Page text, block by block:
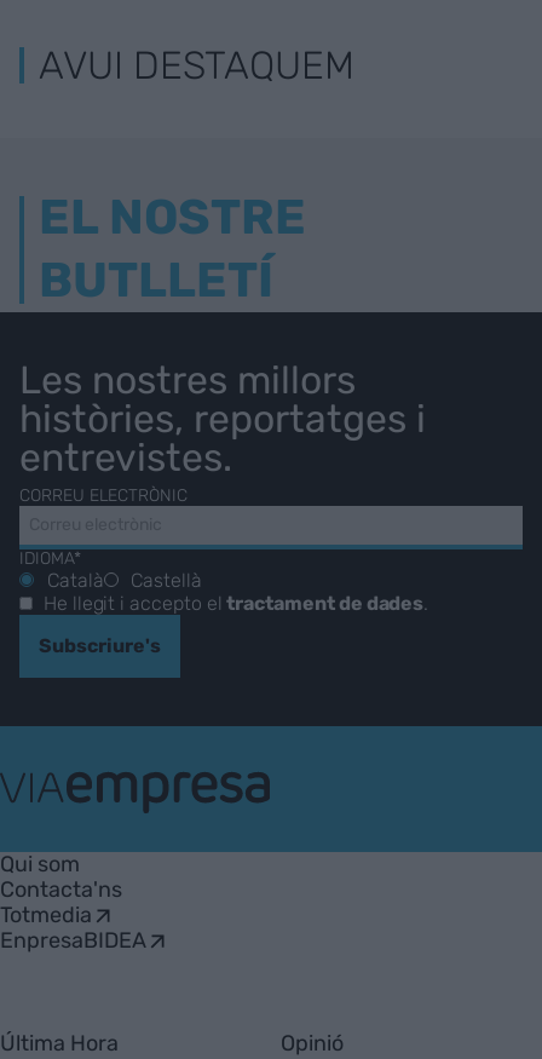
AVUI DESTAQUEM
EL NOSTRE
BUTLLETÍ
Les nostres millors
històries, reportatges i
entrevistes.
CORREU ELECTRÒNIC
IDIOMA*
Català
Castellà
He llegit i accepto eltractament de dades.
Subscriure's
Empresa
Qui som
Contacta'ns
Totmedia
EnpresaBIDEA
Última Hora Opinió